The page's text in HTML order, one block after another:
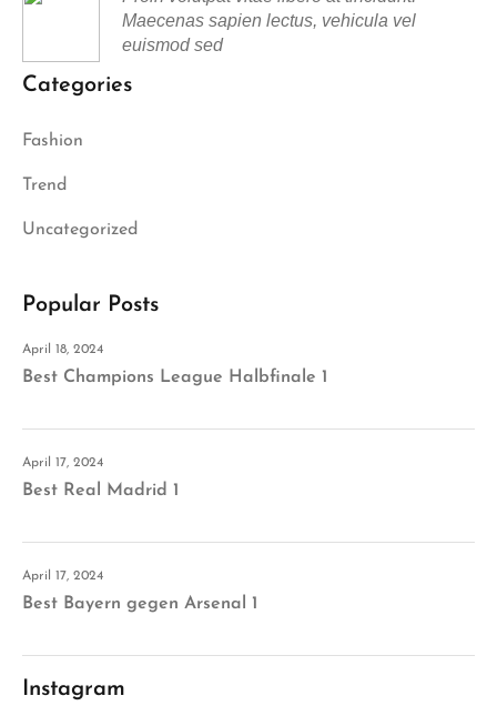
Maecenas sapien lectus, vehicula vel
euismod sed
Categories
Fashion
Trend
Uncategorized
Popular Posts
April 18, 2024
Best Champions League Halbfinale 1
April 17, 2024
Best Real Madrid 1
April 17, 2024
Best Bayern gegen Arsenal 1
Instagram